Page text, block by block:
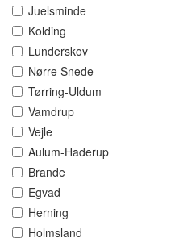
Juelsminde
Kolding
Lunderskov
Nørre Snede
Tørring-Uldum
Vamdrup
Vejle
Aulum-Haderup
Brande
Egvad
Herning
Holmsland